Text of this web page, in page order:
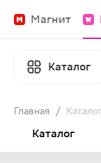
Магнит
Каталог
Главная /
Каталог